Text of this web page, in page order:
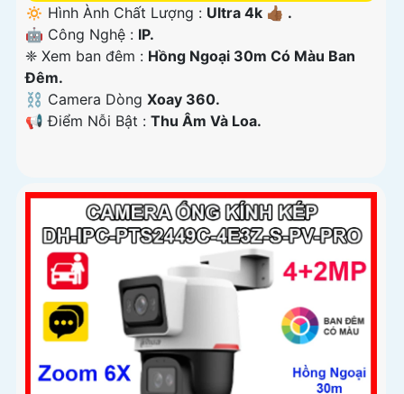
🔅 Hình Ành Chất Lượng : Ultra 4k 👍🏾 .
🤖️ Công Nghệ : IP.
❈ Xem ban đêm : Hồng Ngoại 30m Có Màu Ban
Ðêm.
⛓ Camera Dòng Xoay 360.
️📢 Điểm Nỗi Bật : Thu Âm Và Loa.